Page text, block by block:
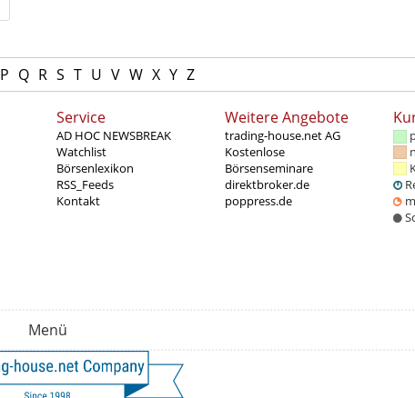
P Q R S T U V W X Y Z
Service
AD HOC NEWSBREAK
Watchlist
Börsenlexikon
RSS_Feeds
Kontakt
Weitere Angebote
trading-house.net AG
Kostenlose
Börsenseminare
direktbroker.de
poppress.de
Menü